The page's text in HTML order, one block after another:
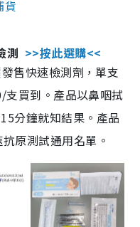
貨
測 >>按此選購<<
售快速檢測劑，單支
買到。產品以鼻咽拭
分鐘就知結果。產品
原測試通用名單。